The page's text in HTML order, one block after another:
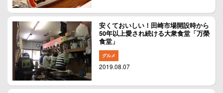
安くておいしい！田崎市場開設時から
50年以上愛され続ける大衆食堂「万榮
食堂」
グルメ
2019.08.07